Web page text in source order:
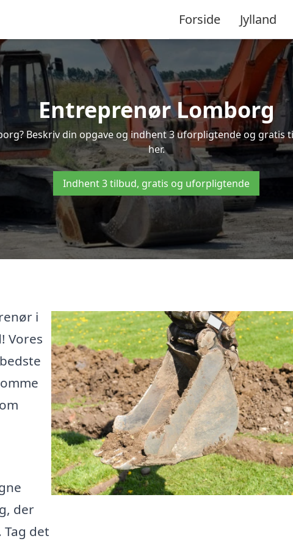
Forside Jylland
Entreprenør Lomborg
Beskriv din opgave og indhent 3 uforpligtende og
her.
Indhent 3 tilbud, gratis og uforpligtende
i
Vores
der
det